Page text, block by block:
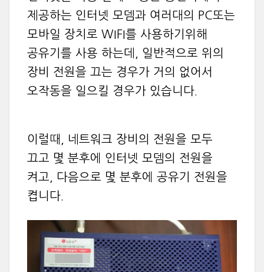
제공하는 인터넷 모뎀과 여러대의 PC또는
모바일 장치로 WIFI를 사용하기위해
공유기를 사용 하는데, 일반적으로 위의
장비 전원을 끄는 경우가 거의 없어서
오작동을 일으킬 경우가 있습니다.
이럴때, 네트워크 장비의 전원을 모두
끄고 몇 분후에 인터넷 모뎀의 전원을
켜고, 다음으로 몇 분후에 공유기 전원을
켭니다.